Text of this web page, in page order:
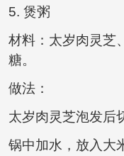
5. 煲粥
材料：太岁肉灵芝
糖。
做法：
太岁肉灵芝泡发后
锅中加水，放入大